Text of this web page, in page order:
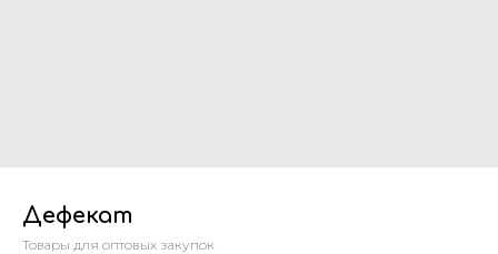
Дефекат
Товары для оптовых закупок